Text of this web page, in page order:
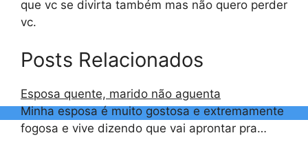
que vc se divirta também mas não quero perder
vc.
Posts Relacionados
Esposa quente, marido não aguenta
Minha esposa é muito gostosa e extremamente
fogosa e vive dizendo que vai aprontar pra…